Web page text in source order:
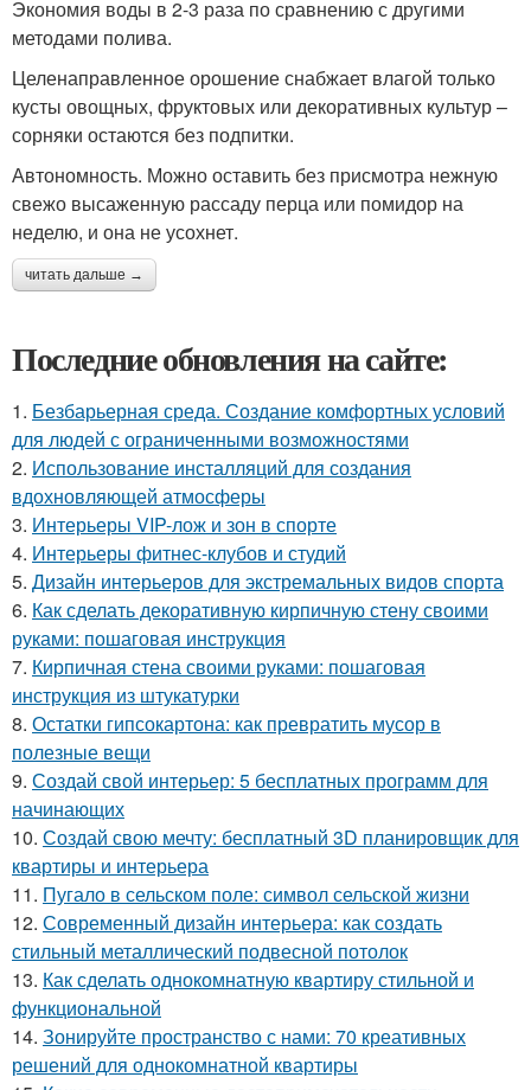
Экономия воды в 2-3 раза по сравнению с другими
методами полива.
Целенаправленное орошение снабжает влагой только
кусты овощных, фруктовых или декоративных культур –
сорняки остаются без подпитки.
Автономность. Можно оставить без присмотра нежную
свежо высаженную рассаду перца или помидор на
неделю, и она не усохнет.
читать дальше →
Последние обновления на сайте:
1. Безбарьерная среда. Создание комфортных условий
для людей с ограниченными возможностями
2. Использование инсталляций для создания
вдохновляющей атмосферы
3. Интерьеры VIP-лож и зон в спорте
4. Интерьеры фитнес-клубов и студий
5. Дизайн интерьеров для экстремальных видов спорта
6. Как сделать декоративную кирпичную стену своими
руками: пошаговая инструкция
7. Кирпичная стена своими руками: пошаговая
инструкция из штукатурки
8. Остатки гипсокартона: как превратить мусор в
полезные вещи
9. Создай свой интерьер: 5 бесплатных программ для
начинающих
10. Создай свою мечту: бесплатный 3D планировщик для
квартиры и интерьера
11. Пугало в сельском поле: символ сельской жизни
12. Современный дизайн интерьера: как создать
стильный металлический подвесной потолок
13. Как сделать однокомнатную квартиру стильной и
функциональной
14. Зонируйте пространство с нами: 70 креативных
решений для однокомнатной квартиры